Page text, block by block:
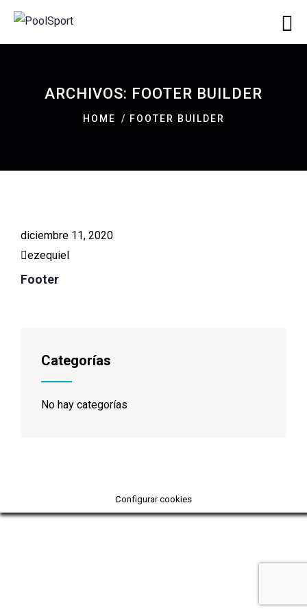
ARCHIVOS: FOOTER BUILDER
HOME FOOTER BUILDER
diciembre 11, 2020
ezequiel
Footer
Categorías
No hay categorías
Configurar cookies